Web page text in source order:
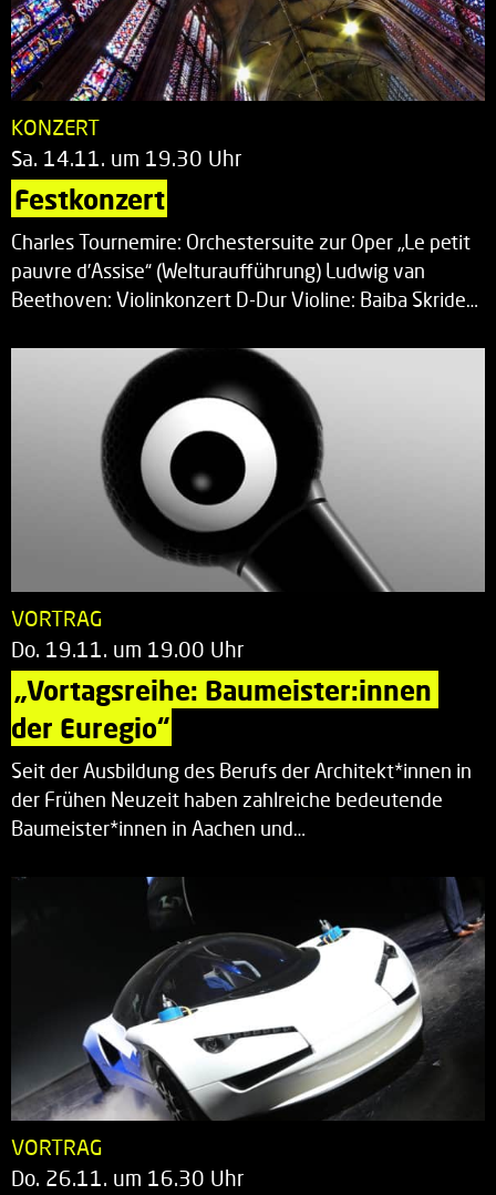
KONZERT
Sa. 14.11. um 19.30 Uhr
Festkonzert
Charles Tournemire: Orchestersuite zur Oper „Le petit
pauvre d’Assise“ (Welturaufführung) Ludwig van
Beethoven: Violinkonzert D-Dur Violine: Baiba Skride…
VORTRAG
Do. 19.11. um 19.00 Uhr
„Vortagsreihe: Baumeister:innen
der Euregio“
Seit der Ausbildung des Berufs der Architekt*innen in
der Frühen Neuzeit haben zahlreiche bedeutende
Baumeister*innen in Aachen und…
VORTRAG
Do. 26.11. um 16.30 Uhr